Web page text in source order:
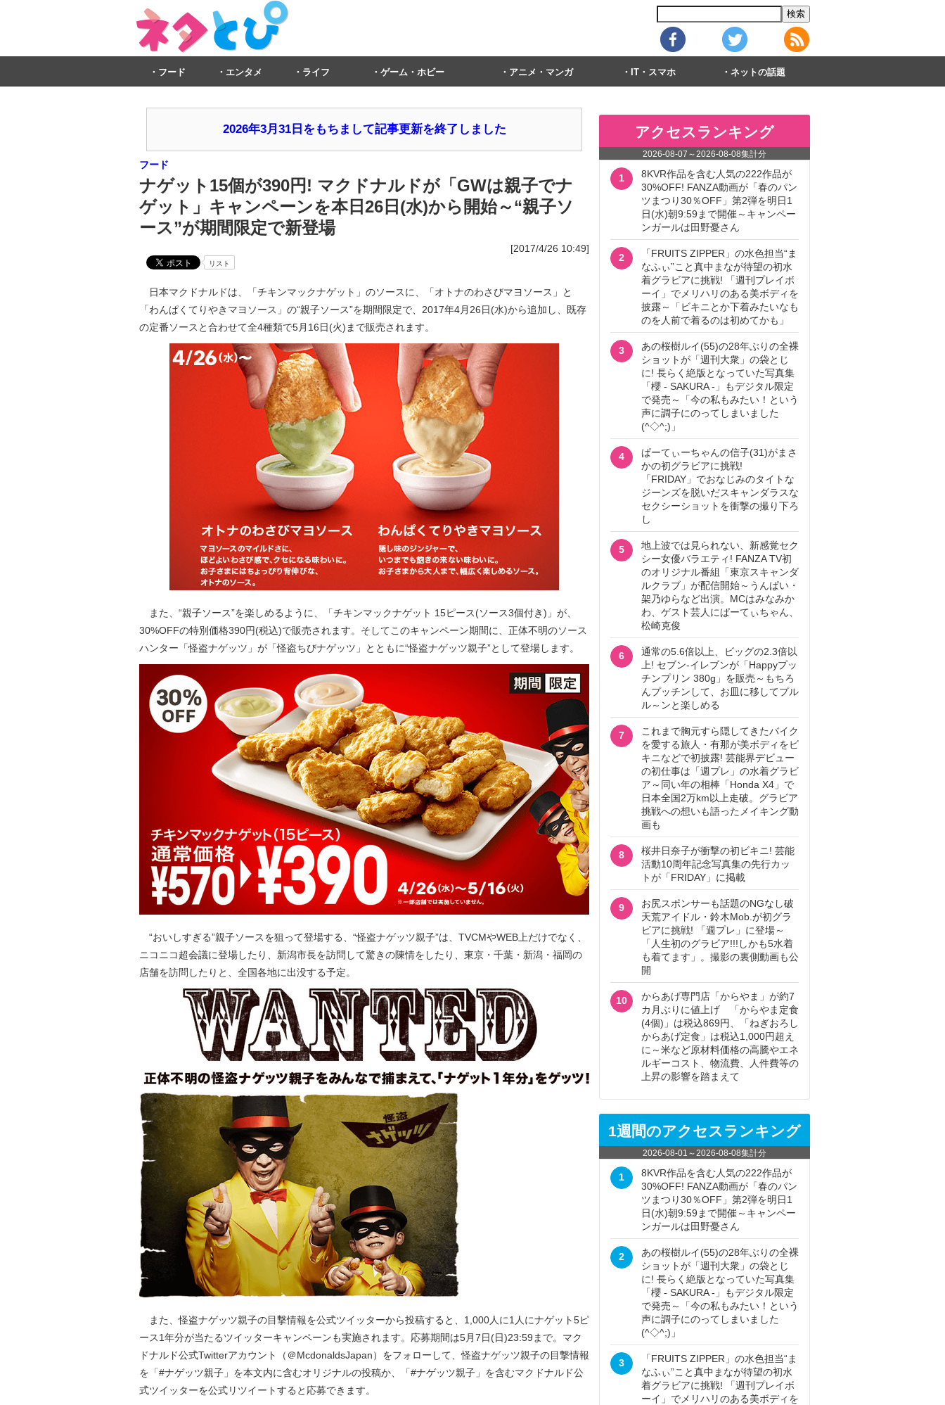
フード エンタメ ライフ ゲーム・ホビー アニメ・マンガ IT・スマホ ネットの話題
2026年3月31日をもちまして記事更新を終了しました
フード
ナゲット15個が390円! マクドナルドが「GWは親子でナ
ゲット」キャンペーンを本日26日(水)から開始～“親子ソ
ース”が期間限定で新登場
[2017/4/26 10:49]
リスト
日本マクドナルドは、「チキンマックナゲット」のソースに、「オトナのわさびマヨソース」と
「わんぱくてりやきマヨソース」の“親子ソース”を期間限定で、2017年4月26日(水)から追加し、既存
の定番ソースと合わせて全4種類で5月16日(火)まで販売されます。
また、“親子ソース”を楽しめるように、「チキンマックナゲット 15ピース(ソース3個付き)」が、
30%OFFの特別価格390円(税込)で販売されます。そしてこのキャンペーン期間に、正体不明のソース
ハンター「怪盗ナゲッツ」が「怪盗ちびナゲッツ」とともに“怪盗ナゲッツ親子”として登場します。
“おいしすぎる”親子ソースを狙って登場する、“怪盗ナゲッツ親子”は、TVCMやWEB上だけでなく、
ニコニコ超会議に登場したり、新潟市長を訪問して驚きの陳情をしたり、東京・千葉・新潟・福岡の
店舗を訪問したりと、全国各地に出没する予定。
また、怪盗ナゲッツ親子の目撃情報を公式ツイッターから投稿すると、1,000人に1人にナゲット5ピ
ース1年分が当たるツイッターキャンペーンも実施されます。応募期間は5月7日(日)23:59まで。マク
ドナルド公式Twitterアカウント（＠McdonaldsJapan）をフォローして、怪盗ナゲッツ親子の目撃情報
を「#ナゲッツ親子」を本文内に含むオリジナルの投稿か、「#ナゲッツ親子」を含むマクドナルド公
式ツイッターを公式リツイートすると応募できます。
アクセスランキング
2026-08-07 ～2026-08-08集計分
1
8KVR作品を含む人気の222作品が
30%OFF! FANZA動画が「春のパン
ツまつり30％OFF」第2弾を明日1
日(水)朝9:59まで開催～キャンペー
ンガールは田野憂さん
2
「FRUITS ZIPPER」の水色担当“ま
なふぃ”こと真中まなが待望の初水
着グラビアに挑戦! 「週刊プレイボ
ーイ」でメリハリのある美ボディを
披露～「ビキニとか下着みたいなも
のを人前で着るのは初めてかも」
3
あの桜樹ルイ(55)の28年ぶりの全裸
ショットが「週刊大衆」の袋とじ
に! 長らく絶版となっていた写真集
「櫻 - SAKURA -」もデジタル限定
で発売～「今の私もみたい！という
声に調子にのってしまいました
(^◇^;)」
4
ぱーてぃーちゃんの信子(31)がまさ
かの初グラビアに挑戦!
「FRIDAY」でおなじみのタイトな
ジーンズを脱いだスキャンダラスな
セクシーショットを衝撃の撮り下ろ
し
5
地上波では見られない、新感覚セク
シー女優バラエティ! FANZA TV初
のオリジナル番組「東京スキャンダ
ルクラブ」が配信開始～うんぱい・
架乃ゆらなど出演。MCはみなみか
わ、ゲスト芸人にぱーてぃちゃん、
松崎克俊
6
通常の5.6倍以上、ビッグの2.3倍以
上! セブン‐イレブンが「Happyプッ
チンプリン 380g」を販売～もちろ
んプッチンして、お皿に移してプル
ル～ンと楽しめる
7
これまで胸元すら隠してきたバイク
を愛する旅人・有那が美ボディをビ
キニなどで初披露! 芸能界デビュー
の初仕事は「週プレ」の水着グラビ
ア～同い年の相棒「Honda X4」で
日本全国2万km以上走破。グラビア
挑戦への想いも語ったメイキング動
画も
8
桜井日奈子が衝撃の初ビキニ! 芸能
活動10周年記念写真集の先行カッ
トが「FRIDAY」に掲載
9
お尻スポンサーも話題のNGなし破
天荒アイドル・鈴木Mob.が初グラ
ビアに挑戦! 「週プレ」に登場～
「人生初のグラビア!!!しかも5水着
も着てます」。撮影の裏側動画も公
開
10
からあげ専門店「からやま」が約7
カ月ぶりに値上げ 「からやま定食
(4個)」は税込869円、「ねぎおろし
からあげ定食」は税込1,000円超え
に～米など原材料価格の高騰やエネ
ルギーコスト、物流費、人件費等の
上昇の影響を踏まえて
1週間のアクセスランキング
2026-08-01 ～2026-08-08集計分
1
8KVR作品を含む人気の222作品が
30%OFF! FANZA動画が「春のパン
ツまつり30％OFF」第2弾を明日1
日(水)朝9:59まで開催～キャンペー
ンガールは田野憂さん
2
あの桜樹ルイ(55)の28年ぶりの全裸
ショットが「週刊大衆」の袋とじ
に! 長らく絶版となっていた写真集
「櫻 - SAKURA -」もデジタル限定
で発売～「今の私もみたい！という
声に調子にのってしまいました
(^◇^;)」
3
「FRUITS ZIPPER」の水色担当“ま
なふぃ”こと真中まなが待望の初水
着グラビアに挑戦! 「週刊プレイボ
ーイ」でメリハリのある美ボディを